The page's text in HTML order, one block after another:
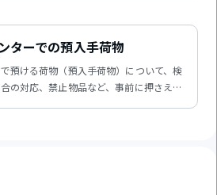
ターでの預入手荷物
預ける荷物（預入手荷物）について、検
の対応、禁止物品など、事前に押さえて